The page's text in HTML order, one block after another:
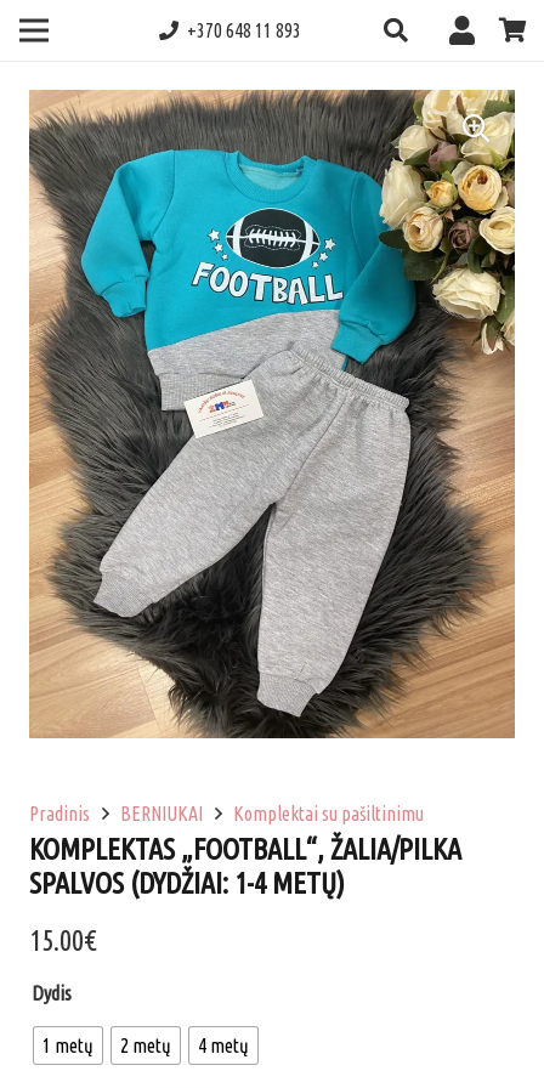
+370 648 11 893
Pradinis BERNIUKAI Komplektai su pašiltinimu
KOMPLEKTAS „FOOTBALL“, ŽALIA/PILKA
SPALVOS (DYDŽIAI: 1-4 METŲ)
15.00€
Dydis
1 metų 2 metų 4 metų